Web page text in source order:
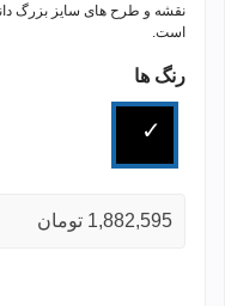
نقشه و طرح های سایز بزرگ
است.
ادامه مطلب +
رنگ ها
1,882,595 تومان